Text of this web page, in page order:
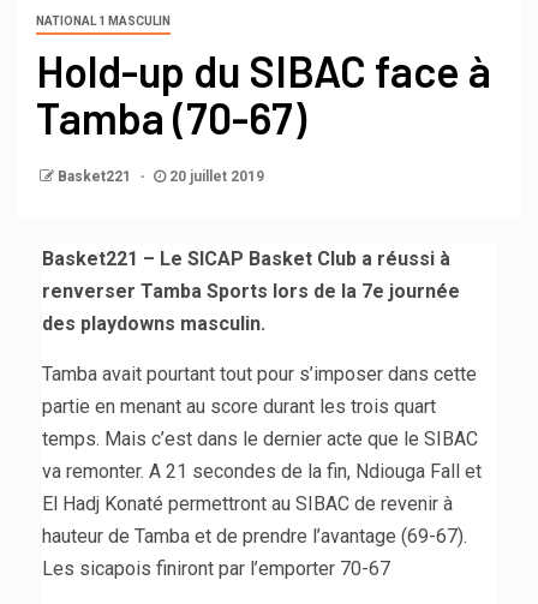
NATIONAL 1 MASCULIN
Hold-up du SIBAC face à
Tamba (70-67)
Basket221 20 juillet 2019
Basket221 – Le SICAP Basket Club a réussi à
renverser Tamba Sports lors de la 7e journée
des playdowns masculin.
Tamba avait pourtant tout pour s’imposer dans cette
partie en menant au score durant les trois quart
temps. Mais c’est dans le dernier acte que le SIBAC
va remonter. A 21 secondes de la fin, Ndiouga Fall et
El Hadj Konaté permettront au SIBAC de revenir à
hauteur de Tamba et de prendre l’avantage (69-67).
Les sicapois finiront par l’emporter 70-67